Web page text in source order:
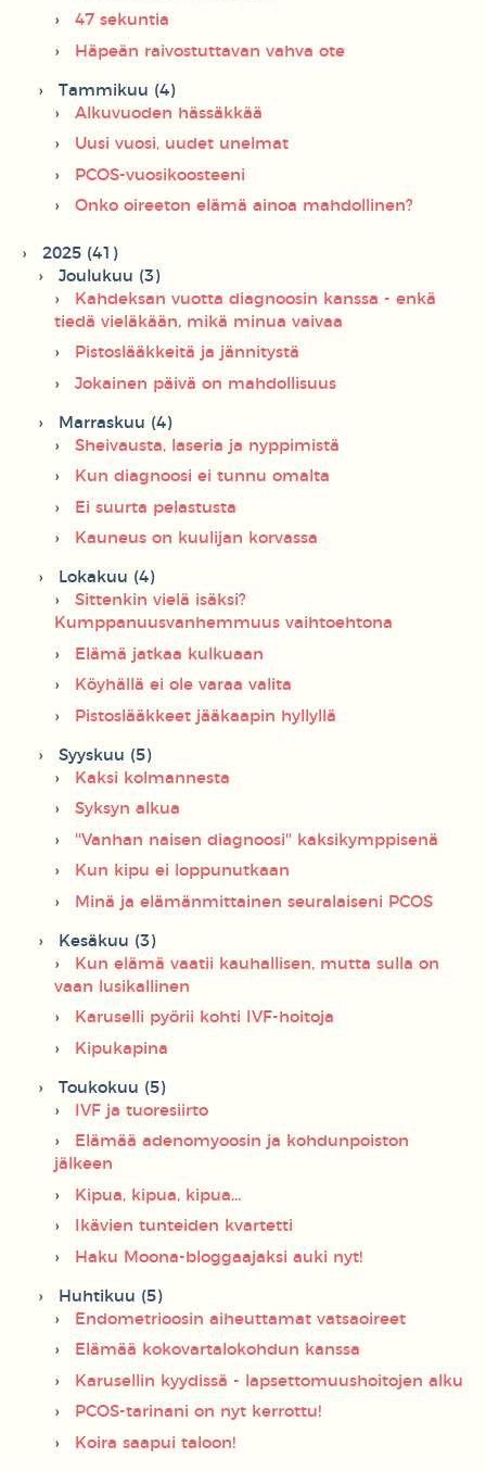
47 sekuntia
Häpeän raivostuttavan vahva ote
Tammikuu (4)
Alkuvuoden hässäkkää
Uusi vuosi, uudet unelmat
PCOS-vuosikoosteeni
Onko oireeton elämä ainoa mahdollinen?
2025 (41)
Joulukuu (3)
Kahdeksan vuotta diagnoosin kanssa - enkä
tiedä vieläkään, mikä minua vaivaa
Pistoslääkkeitä ja jännitystä
Jokainen päivä on mahdollisuus
Marraskuu (4)
Sheivausta, laseria ja nyppimistä
Kun diagnoosi ei tunnu omalta
Ei suurta pelastusta
Kauneus on kuulijan korvassa
Lokakuu (4)
Sittenkin vielä isäksi?
Kumppanuusvanhemmuus vaihtoehtona
Elämä jatkaa kulkuaan
Köyhällä ei ole varaa valita
Pistoslääkkeet jääkaapin hyllyllä
Syyskuu (5)
Kaksi kolmannesta
Syksyn alkua
''Vanhan naisen diagnoosi'' kaksikymppisenä
Kun kipu ei loppunutkaan
Minä ja elämänmittainen seuralaiseni PCOS
Kesäkuu (3)
Kun elämä vaatii kauhallisen, mutta sulla on
vaan lusikallinen
Karuselli pyörii kohti IVF-hoitoja
Kipukapina
Toukokuu (5)
IVF ja tuoresiirto
Elämää adenomyoosin ja kohdunpoiston
jälkeen
Kipua, kipua, kipua...
Ikävien tunteiden kvartetti
Haku Moona-bloggaajaksi auki nyt!
Huhtikuu (5)
Endometrioosin aiheuttamat vatsaoireet
Elämää kokovartalokohdun kanssa
Karusellin kyydissä - lapsettomuushoitojen alku
PCOS-tarinani on nyt kerrottu!
Koira saapui taloon!